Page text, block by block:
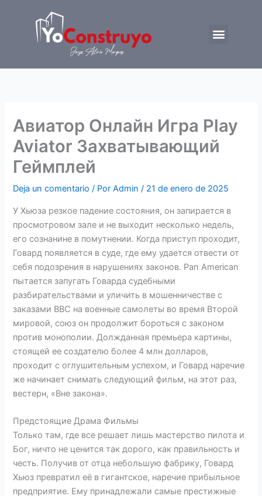
contenido
Menu
Авиатор Онлайн Игра Play
Aviator Захватывающий
Геймплей
Deja un comentario / PorAdmin/ 21 de enero de 2025
У Хьюза резкое падение состояния, он запирается в
просмотровом зале и не выходит несколько недель,
его сознанине в помутнении. Когда приступ проходит,
Говард появляется в суде, где ему удается отвести от
себя подозрения в нарушениях законов. Pan American
пытается запугать Говарда судебными
разбирательствами и уличить в мошенничестве с
заказами BBC на военные самолеты во время Второй
мировой, союз он продолжит бороться с законом
против монополии. Должданная премьера картины,
стоящей ее создателю более 4 млн долларов,
проходит с оглушительным успехом, и Говард наречие
же начинает снимать следующий фильм, на этот раз,
вестерн, «Вне закона».
Предстоящие Драма Фильмы
Только там, где все решает лишь мастерство пилота и
Бог, ничто не ценится так дорого, как правильность и
честь. Получив от отца небольшую фабрику, Говард
Хьюз превратил её в гигантское, наречие прибыльное
предприятие. Ему принадлежали самые престижные